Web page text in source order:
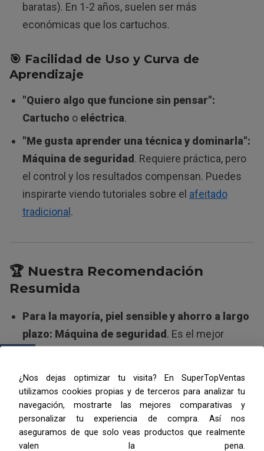
baratas). En 1-2 años, suelen ser más
económicas que los cartuchos.
🎯 Facilidad de Uso y Curva de
Aprendizaje
"Quiero algo que funcione sin pensar":
Cartucho o eléctrica.
"Me gusta aprender una técnica y dominarla":
Máquina de seguridad . Requiere práctica, pero
el control y los resultados compensan. Puedes
inspirarte viendo tutoriales sobre el afeitado
tradicional .
🏆 Nuestra Recomendación
Resumida
Para la mayoría, piel sensible y ahorro a largo
plazo: Máquina de seguridad. Es el mejor
Para el hombre moderno, ocupado y que
valora su tiempo: Máquina eléctrica rotativa.
Comodidad y eficiencia son su razón de ser.
Para probar, viajar o uso muy esporádico:Un
¿Nos dejas optimizar tu visita? En SuperTopVentas
utilizamos cookies propias y de terceros para analizar tu
navegación, mostrarte las mejores comparativas y
personalizar tu experiencia de compra. Así nos
aseguramos de que solo veas productos que realmente
valen la pena.